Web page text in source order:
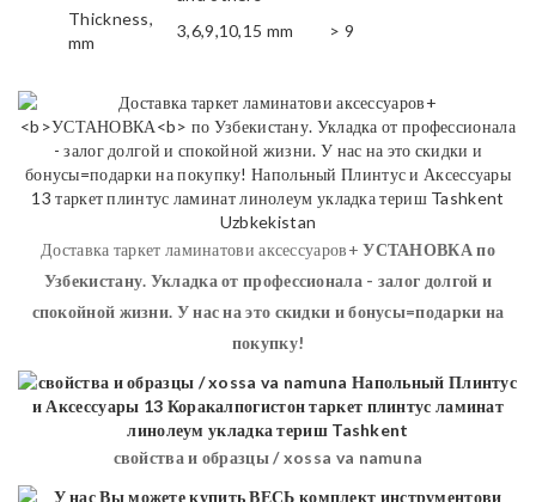
Thickness,
mm
3,6,9,10,15 mm > 9
Доставка таркет ламинатови аксессуаров+УСТАНОВКАпо
Узбекистану. Укладка от профессионала - залог долгой и
спокойной жизни. У нас на это скидки и бонусы=подарки на
покупку!
свойства и образцы / xossa va namuna